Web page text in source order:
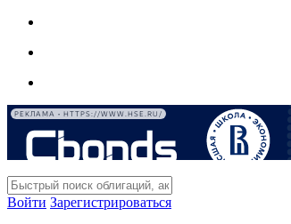
РЕКЛАМА • HTTPS://WWW.HSE.RU/
Войти Зарегистрироваться